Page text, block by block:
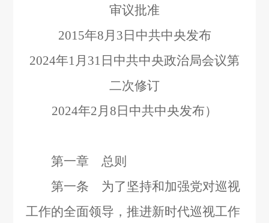
审议批准
2015年8月 3 日中共中央发布
2024年1 月 31 日中共中央政治局会议第
二次修订
2024年2月 8 日中共中央发布）
第一章 总则
第一条 为了坚持和加强党对巡视
工作的全面领导，推进新时代巡视工作